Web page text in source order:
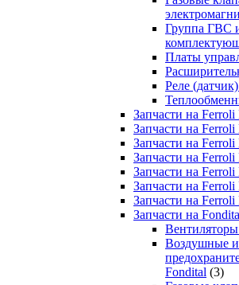
Группа ГВС
Платы
Реле
Запчасти на Ferroli
Запчасти на Ferroli
Запчасти на Ferroli
Запчасти на
Запчасти на Ferroli
Запчасти на
Запчасти на Ferroli
Запчасти на
Воздушные и
Fondital (3)